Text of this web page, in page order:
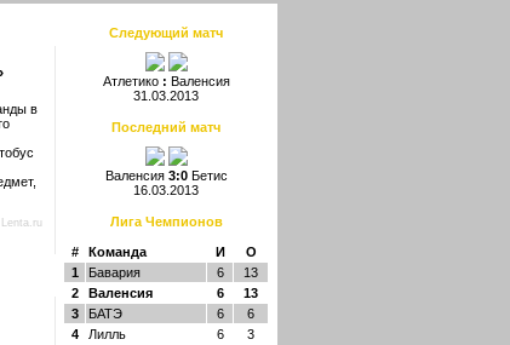
в
Lenta.ru
Следующий матч
Атлетико: Валенсия
31.03.2013
Последний матч
Валенсия3:0 Бетис
16.03.2013
Лига Чемпионов
# Команда И
О
1
Бавария 6
13
2
Валенсия 6
13
3
БАТЭ 6
6
4
Лилль 6 3